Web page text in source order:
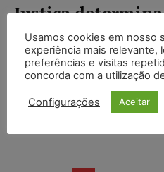
Justiça
de saúde custeie
bariátrica
NOTÍCIAS Wilson Roberto -
Empresa tem dez dias para
José Wilson Gonçalves, da
Usamos cookies em nosso
experiência mais relevante,
preferências e visitas
concorda com a utilização
Configurações Aceitar